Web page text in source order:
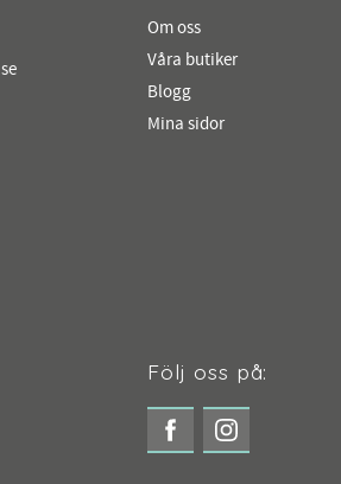
Om oss
Våra butiker
Blogg
Mina sidor
Följ oss på: